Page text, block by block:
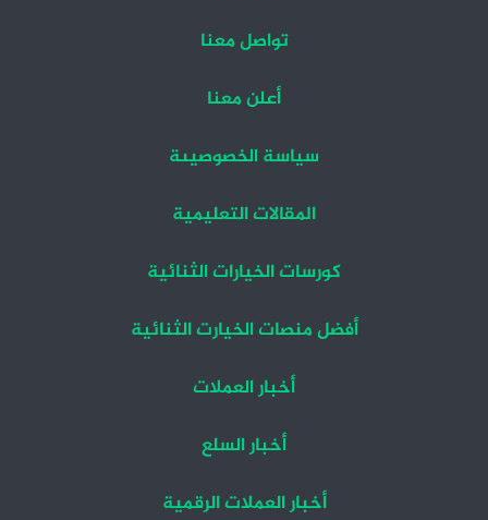
تواصل معنا
أعلن معنا
سياسة الخصوصيىة
المقالات التعليمية
كورسات الخيارات الثنائية
أفضل منصات الخيارت الثنائية
أخبار العملات
أخبار السلع
أخبار العملات الرقمية